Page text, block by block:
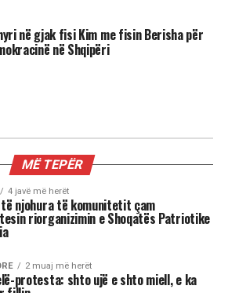
në gjak fisi Kim me fisin Berisha për
në Shqipëri
833 euro, në
do të jetë 500
të rriten pensionet